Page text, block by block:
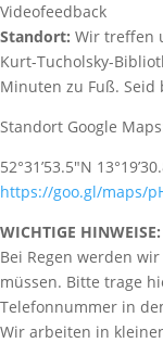
Videofeedback
Standort: Wir treffen
Kurt-Tucholsky-
Minuten zu Fuß.
Standort Google
52°31’53.5″N
https://goo.gl/maps/
WICHTIGE HINWEISE:
Bei Regen werden
müssen. Bitte trage
Telefonnummer in
Wir arbeiten in